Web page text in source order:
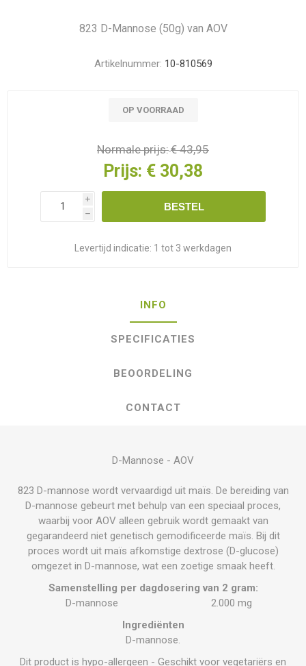
823 D-Mannose (50g) van AOV
Artikelnummer: 10-810569
OP VOORRAAD
Normale prijs:€ 43,95
Prijs: € 30,38
i
h
BESTEL
Levertijd indicatie: 1 tot 3 werkdagen
INFO
SPECIFICATIES
BEOORDELING
CONTACT
D-Mannose - AOV
823 D-mannose wordt vervaardigd uit maïs. De bereiding van
D-mannose gebeurt met behulp van een speciaal proces,
waarbij voor AOV alleen gebruik wordt gemaakt van
gegarandeerd niet genetisch gemodificeerde maïs. Bij dit
proces wordt uit maïs afkomstige dextrose (D-glucose)
omgezet in D-mannose, wat een zoetige smaak heeft.
Samenstelling per dagdosering van 2 gram:
D-mannose
2.000 mg
Ingrediënten
D-mannose.
Dit product is hypo-allergeen - Geschikt voor vegetariërs en